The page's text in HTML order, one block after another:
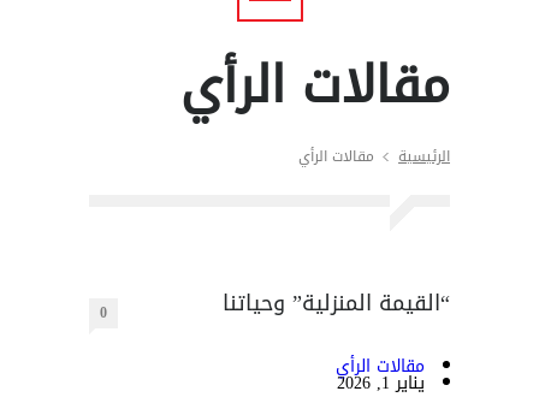
مقالات الرأي
الرئيسية مقالات الرأي
“القيمة المنزلية” وحياتنا 0
مقالات الرأي
يناير 1, 2026